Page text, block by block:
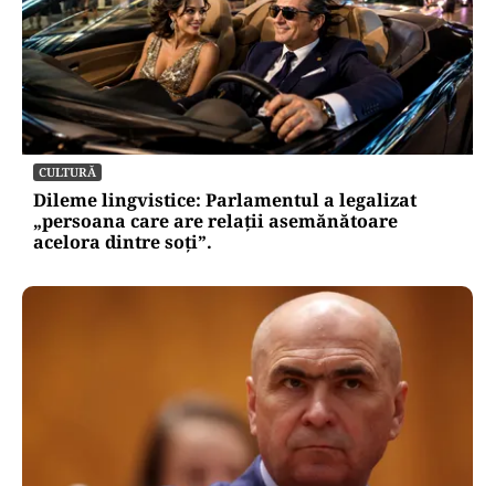
ACTUALITATE
Retter, gata cu 7 luni înainte de termen pe A0
Nord. Care este situația reală a descărcărilor